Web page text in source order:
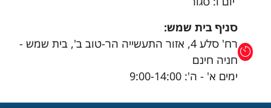
סניף בית שמש:
רח' סלע 4, אזור התעשייה הר-טוב ב', בית שמש -
חניה חינם
ימים א' - ה': 9:00-14:00